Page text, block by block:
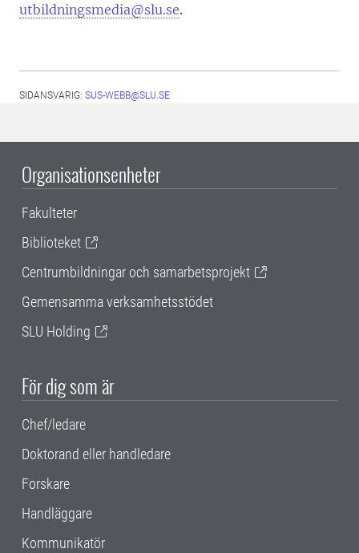
utbildningsmedia@slu.se.
SIDANSVARIG: SUS-WEBB@SLU.SE
Organisationsenheter
Fakulteter
Biblioteket
Centrumbildningar och samarbetsprojekt
Gemensamma verksamhetsstödet
SLU Holding
För dig som är
Chef/ledare
Doktorand eller handledare
Forskare
Handläggare
Kommunikatör